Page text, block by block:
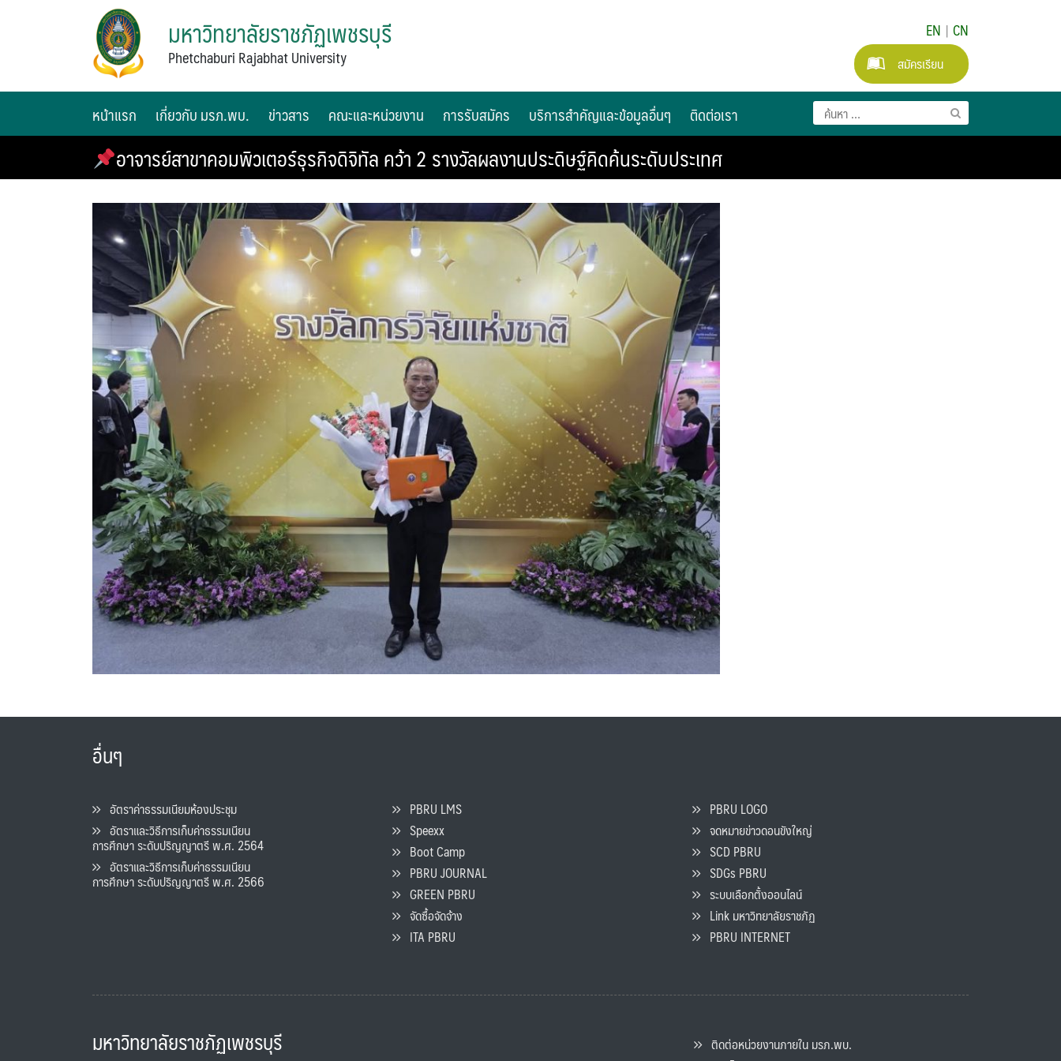
มหาวิทยาลัยราชภัฏเพชรบุรี
Phetchaburi Rajabhat University
EN | CN
สมัครเรียน
หน้าแรก เกี่ยวกับ มรภ.พบ. ข่าวสาร คณะและหน่วยงาน การรับสมัคร บริการสำคัญและข้อมูลอื่นๆ ติดต่อเรา
อาจารย์สาขาคอมพิวเตอร์ธุรกิจดิจิทัล คว้า 2 รางวัลผลงานประดิษฐ์คิดค้นระดับประเทศ
อื่นๆ
อัตราค่าธรรมเนียมห้องประชุม
อัตราและวิธีการเก็บค่าธรรมเนียน
การศึกษา ระดับปริญญาตรี พ.ศ. 2564
อัตราและวิธีการเก็บค่าธรรมเนียน
การศึกษา ระดับปริญญาตรี พ.ศ. 2566
PBRU LMS
Speexx
Boot Camp
PBRU JOURNAL
GREEN PBRU
จัดซื้อจัดจ้าง
ITA PBRU
PBRU LOGO
จดหมายข่าวดอนขังใหญ่
SCD PBRU
SDGs PBRU
ระบบเลือกตั้งออนไลน์
Link มหาวิทยาลัยราชภัฏ
PBRU INTERNET
มหาวิทยาลัยราชภัฏเพชรบุรี
ติดต่อหน่วยงานภายใน มรภ.พบ.